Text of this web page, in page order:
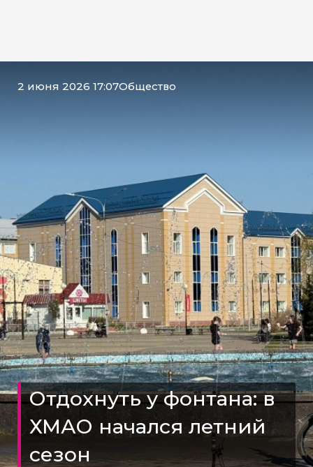
2 июня 2026 17:07Общество
Отдохнуть у фонтана: в
ХМАО начался летний
сезон